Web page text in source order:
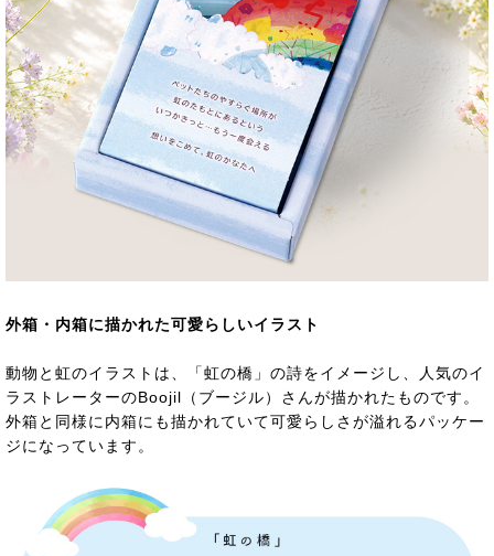
外箱・内箱に描かれた可愛らしいイラスト
動物と虹のイラストは、「虹の橋」の詩をイメージし、人気のイ
ラストレーターのBoojil（ブージル）さんが描かれたものです。
外箱と同様に内箱にも描かれていて可愛らしさが溢れるパッケー
ジになっています。